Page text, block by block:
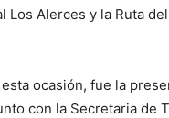
Los Alerces y la Ruta
ocasión, fue la
con la Secretaria de